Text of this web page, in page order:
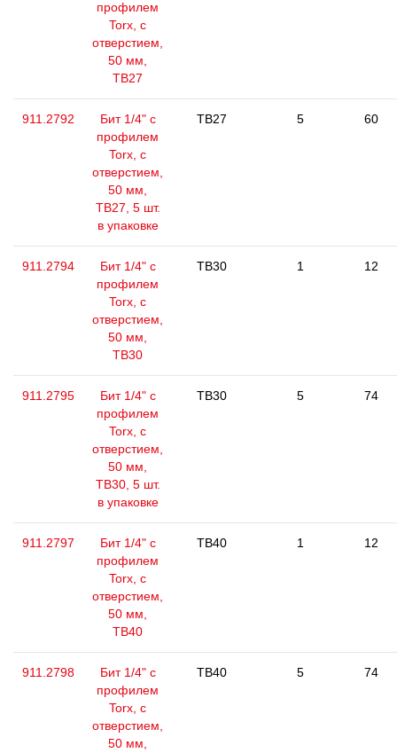
профилем
Torx, с
отверстием,
50 мм,
ТВ27
911.2792
Бит 1/4" с
профилем
Torx, с
отверстием,
50 мм,
ТВ27, 5 шт.
в упаковке
TB27 5 60
911.2794
Бит 1/4" с
профилем
Torx, с
отверстием,
50 мм,
ТВ30
TB30 1 12
911.2795
Бит 1/4" с
профилем
Torx, с
отверстием,
50 мм,
ТВ30, 5 шт.
в упаковке
TB30 5 74
911.2797
Бит 1/4" с
профилем
Torx, с
отверстием,
50 мм,
ТВ40
TB40 1 12
911.2798
Бит 1/4" с
профилем
Torx, с
отверстием,
50 мм,
TB40 5 74